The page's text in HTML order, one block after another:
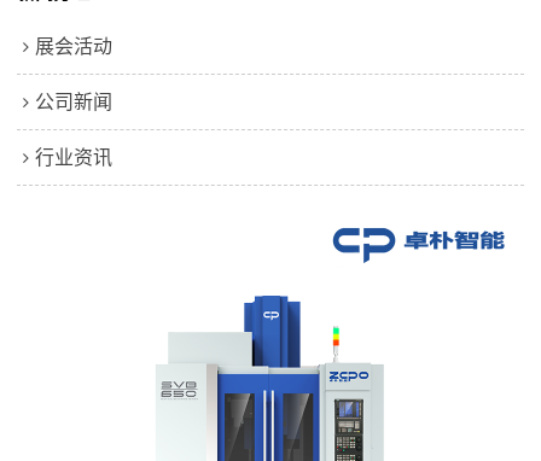
展会活动
公司新闻
行业资讯